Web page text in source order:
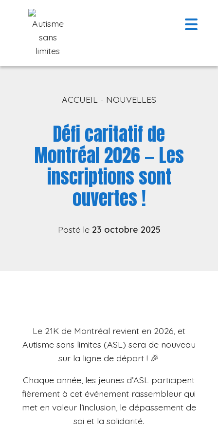
Skip to content
Menu
ACCUEIL - NOUVELLES
Défi caritatif de
Montréal 2026 — Les
inscriptions sont
ouvertes !
Posté le 23 octobre 2025
Le 21K de Montréal revient en 2026, et
Autisme sans limites (ASL) sera de nouveau
sur la ligne de départ ! 🎉
Chaque année, les jeunes d’ASL participent
fièrement à cet événement rassembleur qui
met en valeur l’inclusion, le dépassement de
soi et la solidarité.